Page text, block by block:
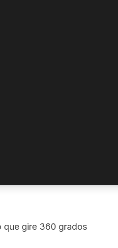
que gire 360 grados